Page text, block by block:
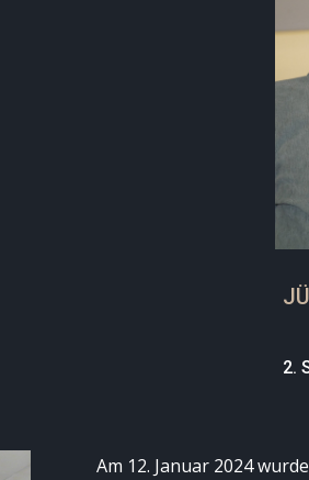
2.
Am 12. Januar 2024